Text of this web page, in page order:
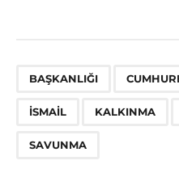
BAŞKANLIĞI
İSMAIL KALKINMA
SAVUNMA